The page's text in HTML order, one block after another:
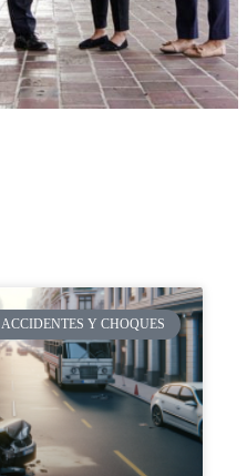
ACCIDENTES Y CHOQUES